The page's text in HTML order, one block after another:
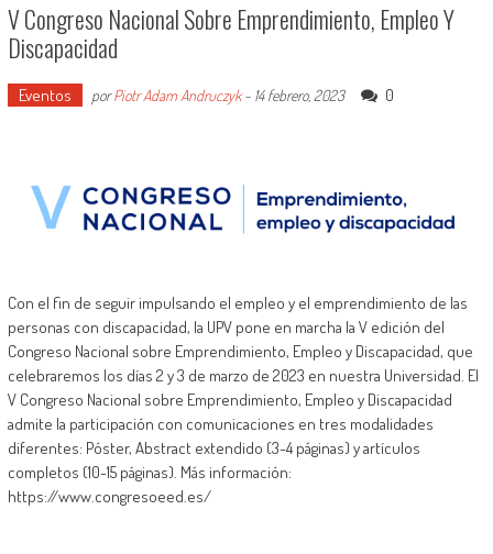
V Congreso Nacional Sobre Emprendimiento, Empleo Y
Discapacidad
Eventos porPiotr Adam Andruczyk- 14 febrero, 2023 0
Con el fin de seguir impulsando el empleo y el emprendimiento de las
personas con discapacidad, la UPV pone en marcha la V edición del
Congreso Nacional sobre Emprendimiento, Empleo y Discapacidad, que
celebraremos los días 2 y 3 de marzo de 2023 en nuestra Universidad. El
V Congreso Nacional sobre Emprendimiento, Empleo y Discapacidad
admite la participación con comunicaciones en tres modalidades
diferentes: Póster, Abstract extendido (3-4 páginas) y artículos
completos (10-15 páginas). Más información:
https://www.congresoeed.es/